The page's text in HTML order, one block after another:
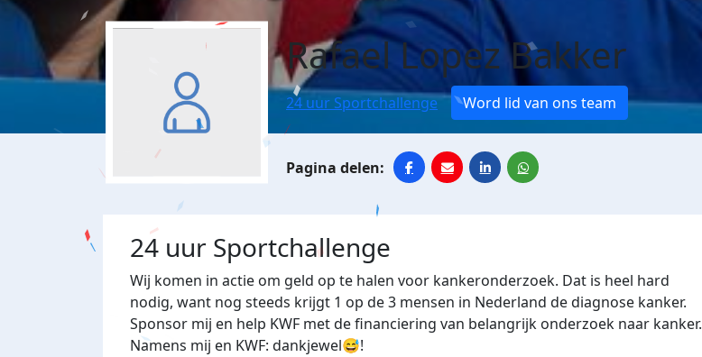
Rafael Lopez Bakker
24 uur Sportchallenge Word lid van ons team
24 uur Sportchallenge
Wij komen in actie om geld op te halen voor kankeronderzoek. Dat is heel hard
nodig, want nog steeds krijgt 1 op de 3 mensen in Nederland de diagnose kanker.
Sponsor mij en help KWF met de financiering van belangrijk onderzoek naar kanker.
Namens mij en KWF: dankjewel😅!